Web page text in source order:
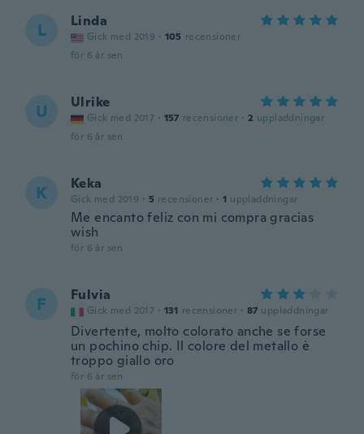
L Linda
Gick med 2019 · 105 recensioner
för 6 år sen
U Ulrike
Gick med 2017 · 157 recensioner · 2 uppladdningar
för 6 år sen
K Keka
Gick med 2019 · 5 recensioner · 1 uppladdningar
Me encanto feliz con mi compra gracias
wish
för 6 år sen
F Fulvia
Gick med 2017 · 131 recensioner · 87 uppladdningar
Divertente, molto colorato anche se forse
un pochino chip. Il colore del metallo è
troppo giallo oro
för 6 år sen